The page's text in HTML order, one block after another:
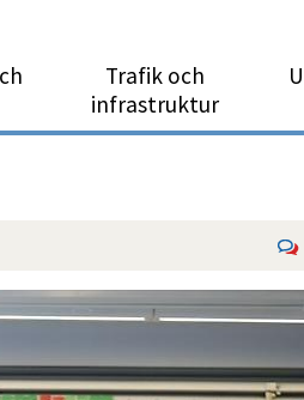
Trafik och
infrastruktur